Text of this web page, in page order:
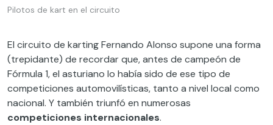
Pilotos de kart en el circuito
El circuito de karting Fernando Alonso supone una forma
(trepidante) de recordar que, antes de campeón de
Fórmula 1, el asturiano lo había sido de ese tipo de
competiciones automovilísticas, tanto a nivel local como
nacional. Y también triunfó en numerosas
competiciones internacionales.